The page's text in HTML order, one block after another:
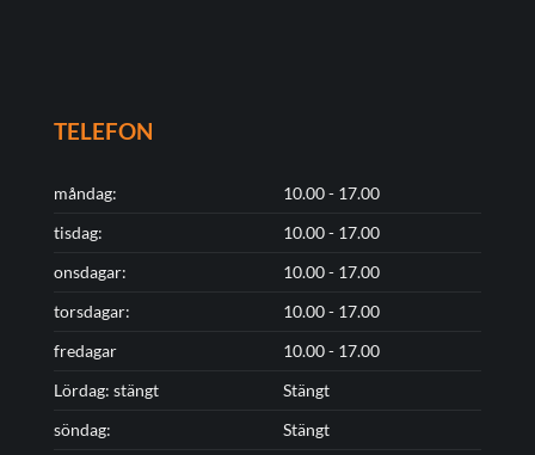
TELEFON
måndag:
10.00 - 17.00
tisdag:
10.00 - 17.00
onsdagar:
10.00 - 17.00
torsdagar:
10.00 - 17.00
fredagar
10.00 - 17.00
Lördag: stängt
Stängt
söndag:
Stängt